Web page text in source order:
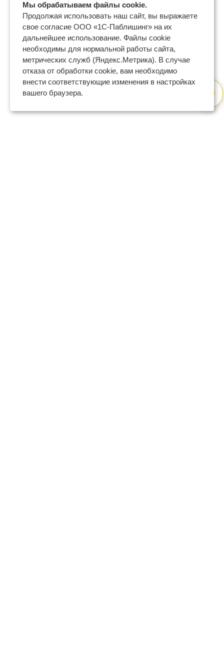
Мы обрабатываем файлы cookie.
Продолжая использовать наш сайт, вы выражаете
свое согласие ООО «1С-Паблишинг» на их
дальнейшее использование. Файлы cookie
необходимы для нормальной работы сайта,
метрических служб (Яндекс.Метрика). В случае
отказа от обработки cookie, вам необходимо
внести соответствующие изменения в настройках
вашего браузера.